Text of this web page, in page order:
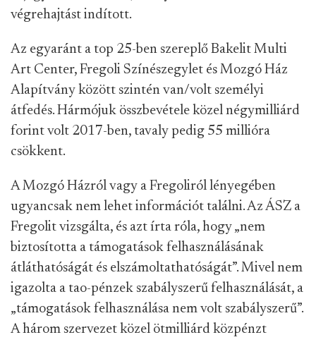
végrehajtást indított.
Az egyaránt a top 25-ben szereplő Bakelit Multi
Art Center, Fregoli Színészegylet és Mozgó Ház
Alapítvány között szintén van/volt személyi
átfedés. Hármójuk összbevétele közel négymilliárd
forint volt 2017-ben, tavaly pedig 55 millióra
csökkent.
A Mozgó Házról vagy a Fregoliról lényegében
ugyancsak nem lehet információt találni. Az ÁSZ a
Fregolit vizsgálta, és azt írta róla, hogy „nem
biztosította a támogatások felhasználásának
átláthatóságát és elszámoltathatóságát”. Mivel nem
igazolta a tao-pénzek szabályszerű felhasználását, a
„támogatások felhasználása nem volt szabályszerű”.
A három szervezet közel ötmilliárd közpénzt